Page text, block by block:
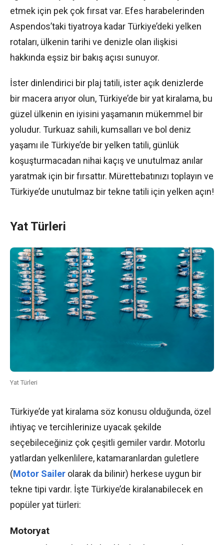
etmek için pek çok fırsat var. Efes harabelerinden
Aspendos’taki tiyatroya kadar Türkiye’deki yelken
rotaları, ülkenin tarihi ve denizle olan ilişkisi
hakkında eşsiz bir bakış açısı sunuyor.
İster dinlendirici bir plaj tatili, ister açık denizlerde
bir macera arıyor olun, Türkiye’de bir yat kiralama, bu
güzel ülkenin en iyisini yaşamanın mükemmel bir
yoludur. Turkuaz sahili, kumsalları ve bol deniz
yaşamı ile Türkiye’de bir yelken tatili, günlük
koşuşturmacadan nihai kaçış ve unutulmaz anılar
yaratmak için bir fırsattır. Mürettebatınızı toplayın ve
Türkiye’de unutulmaz bir tekne tatili için yelken açın!
Yat Türleri
Yat Türleri
Türkiye’de yat kiralama söz konusu olduğunda, özel
ihtiyaç ve tercihlerinize uyacak şekilde
seçebileceğiniz çok çeşitli gemiler vardır. Motorlu
yatlardan yelkenlilere, katamaranlardan guletlere
(Motor Sailer olarak da bilinir) herkese uygun bir
tekne tipi vardır. İşte Türkiye’de kiralanabilecek en
popüler yat türleri:
Motoryat